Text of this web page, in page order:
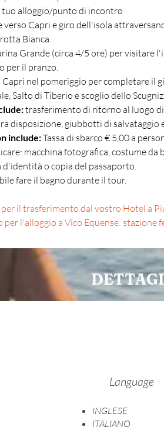
tuo alloggio/punto di incontro
verso Capri e giro dell'isola
Bianca.
Grande (circa 4/5 ore) per visitare
per il pranzo.
Capri nel pomeriggio per completare il
Salto di Tiberio e scoglio dello
trasferimento di ritorno al luogo
disposizione, giubbotti di salvataggio
include: Tassa di sbarco € 5,00 a
macchina fotografica, costume da
d'identità o copia del passaporto.
fare il bagno durante il tour.
per il trasferimento dal vostro Hotel a
l'alloggio a Vico Equense: stazione
Language
INGLESE
ITALIANO